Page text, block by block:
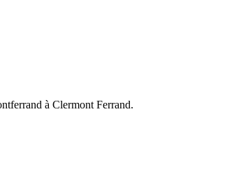
à Clermont Ferrand.